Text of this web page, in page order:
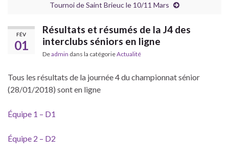
Tournoi de Saint Brieuc le 10/11 Mars
FÉV
01
Résultats et résumés de la J4 des
interclubs séniors en ligne
Deadmin dans la catégorieActualité
Tous les résultats de la journée 4 du championnat sénior
(28/01/2018) sont en ligne
Équipe 1 – D1
Équipe 2 – D2